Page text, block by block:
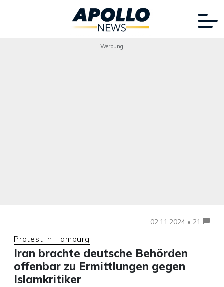
Werbung
02.11.2024 • 21
Protest in Hamburg
Iran brachte deutsche Behörden
offenbar zu Ermittlungen gegen
Islamkritiker